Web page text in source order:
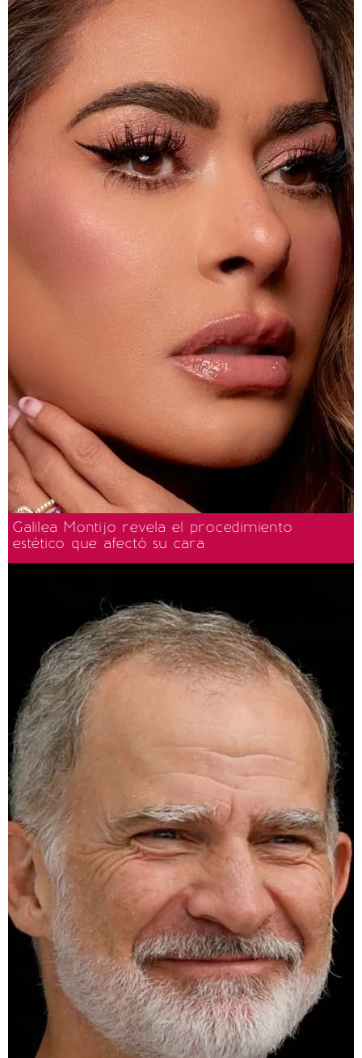
Galilea Montijo revela el procedimiento
estético que afectó su cara